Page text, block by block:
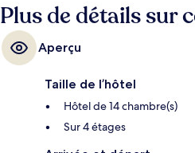
Plus de détails sur
Aperçu
Taille de l’hôtel
Hôtel de 14 chambre(s)
Sur 4 étages